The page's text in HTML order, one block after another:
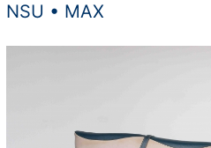
NSU • MAX